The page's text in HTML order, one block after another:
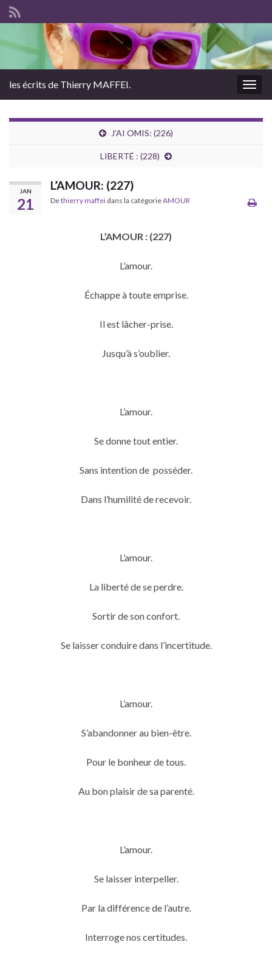
les écrits de Thierry MAFFEI.
J’AI OMIS: (226)
LIBERTÉ : (228)
JAN
21
L’AMOUR: (227)
Dethierry maffei dans la catégorieAMOUR
L’AMOUR : (227)
L’amour.
Échappe à toute emprise.
Il est lâcher-prise.
Jusqu’à s’oublier.
L’amour.
Se donne tout entier.
Sans intention de posséder.
Dans l’humilité de recevoir.
L’amour.
La liberté de se perdre.
Sortir de son confort.
Se laisser conduire dans l’incertitude.
L’amour.
S’abandonner au bien-être.
Pour le bonheur de tous.
Au bon plaisir de sa parenté.
L’amour.
Se laisser interpeller.
Par la différence de l’autre.
Interroge nos certitudes.